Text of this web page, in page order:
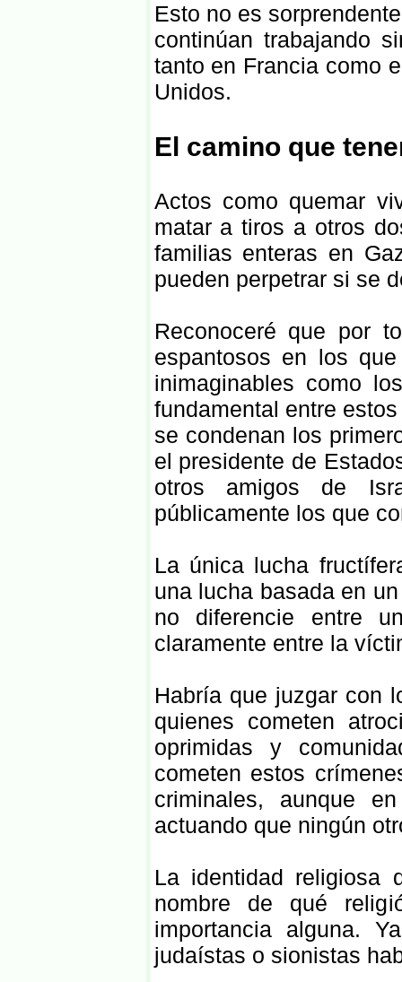
Esto no es
continúan trabajando
tanto en Francia como
Unidos.
El camino que
Actos como quemar
matar a tiros a otros
familias enteras en
pueden perpetrar si se
Reconoceré que por
espantosos en los
inimaginables como
fundamental entre
se condenan los
el presidente de
otros amigos de
públicamente los que
La única lucha
una lucha basada en
no diferencie entre
claramente entre la
Habría que juzgar con
quienes cometen
oprimidas y
cometen estos
criminales, aunque
actuando que ningún
La identidad religiosa
nombre de qué
importancia alguna.
judaístas o sionistas